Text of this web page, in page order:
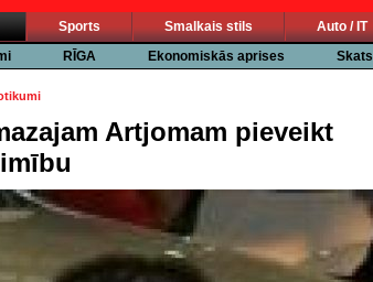
Sports Smalkais stils Auto / IT
RĪGA Ekonomiskās aprises Skats
Artjomam pieveikt